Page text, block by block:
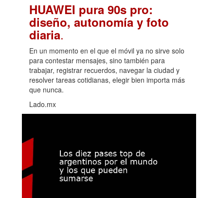
HUAWEI pura 90s pro:
diseño, autonomía y foto
diaria.
En un momento en el que el móvil ya no sirve solo
para contestar mensajes, sino también para
trabajar, registrar recuerdos, navegar la ciudad y
resolver tareas cotidianas, elegir bien importa más
que nunca.
Lado.mx